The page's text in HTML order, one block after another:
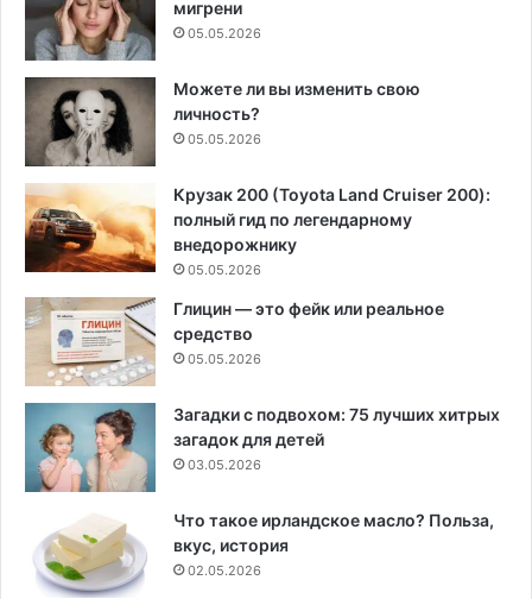
мигрени
05.05.2026
Можете ли вы изменить свою
личность?
05.05.2026
Крузак 200 (Toyota Land Cruiser 200):
полный гид по легендарному
внедорожнику
05.05.2026
Глицин — это фейк или реальное
средство
05.05.2026
Загадки с подвохом: 75 лучших хитрых
загадок для детей
03.05.2026
Что такое ирландское масло? Польза,
вкус, история
02.05.2026